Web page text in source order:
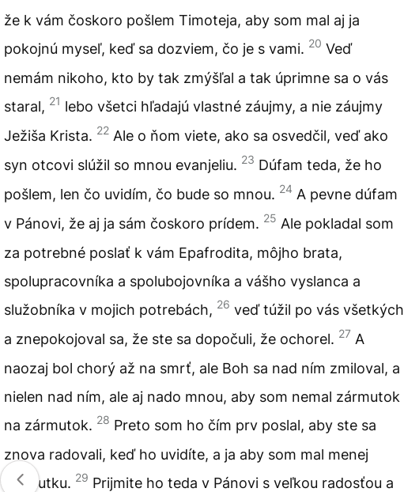
že k vám čoskoro pošlem Timoteja, aby som mal aj ja
pokojnú myseľ, keď sa dozviem, čo je s vami. 20 Veď
nemám nikoho, kto by tak zmýšľal a tak úprimne sa o vás
staral, 21 lebo všetci hľadajú vlastné záujmy, a nie záujmy
Ježiša Krista. 22 Ale o ňom viete, ako sa osvedčil, veď ako
syn otcovi slúžil so mnou evanjeliu. 23 Dúfam teda, že ho
pošlem, len čo uvidím, čo bude so mnou. 24 A pevne dúfam
v Pánovi, že aj ja sám čoskoro prídem. 25 Ale pokladal som
za potrebné poslať k vám Epafrodita, môjho brata,
spolupracovníka a spolubojovníka a vášho vyslanca a
služobníka v mojich potrebách, 26 veď túžil po vás všetkých
a znepokojoval sa, že ste sa dopočuli, že ochorel. 27 A
naozaj bol chorý až na smrť, ale Boh sa nad ním zmiloval, a
nielen nad ním, ale aj nado mnou, aby som nemal zármutok
na zármutok. 28 Preto som ho čím prv poslal, aby ste sa
znova radovali, keď ho uvidíte, a ja aby som mal menej
zármutku. 29 Prijmite ho teda v Pánovi s veľkou radosťou a